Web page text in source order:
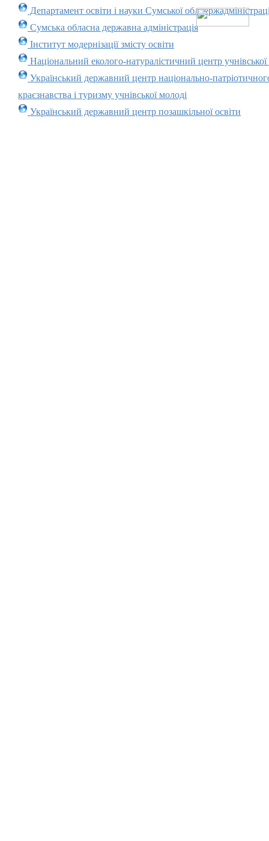
Департамент освіти і науки Сумської
Сумська обласна державна адміністрація
Інститут модернізації змісту освіти
Національний еколого-натуралістичний центр учнівської
Український державний центр національно-
краєзнавства і туризму учнівської молоді
Український державний центр позашкільної освіти